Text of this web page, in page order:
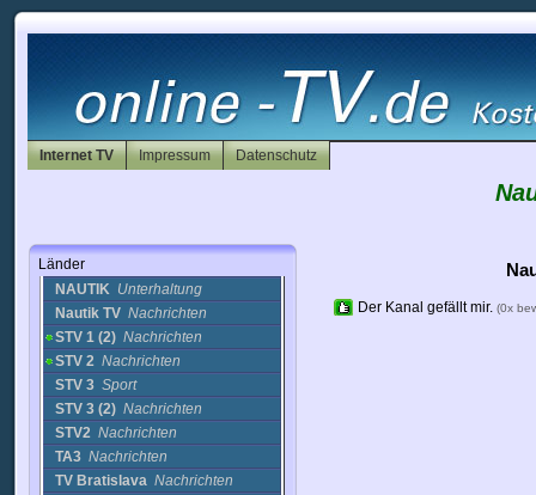
Internet TV Impressum Datenschutz
Länder
Russland
Saudi-Arabien
Schweiz
Music Box Musik
MusicBox
NAUTIK Unterhaltung
Nautik TV Nachrichten
STV 1 (2) Nachrichten
STV 2 Nachrichten
STV 3 Sport
STV 3 (2) Nachrichten
STV2 Nachrichten
TA3 Nachrichten
TV Bratislava Nachrichten
Der Kanal gefällt mir. (0x